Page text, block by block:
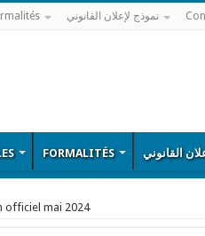
نموذج لإعلان القانوني
FORMALITÉS القانوني
officiel mai 2024